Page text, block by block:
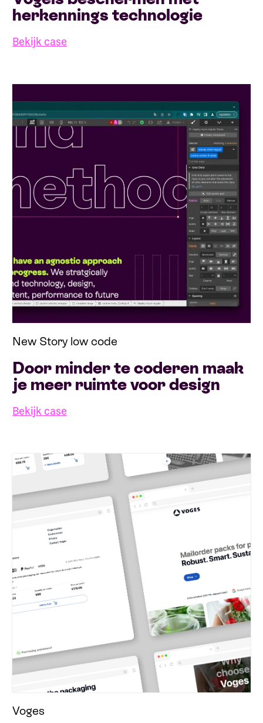
herkennings technologie
Bekijk case
New Story low code
Door minder te coderen maak
je meer ruimte voor design
Bekijk case
Voges